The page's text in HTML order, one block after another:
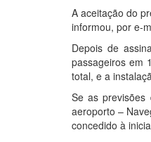
A aceitação do
informou, por e-
Depois de
passageiros em
total, e a
Se as previsões
aeroporto –
concedido à